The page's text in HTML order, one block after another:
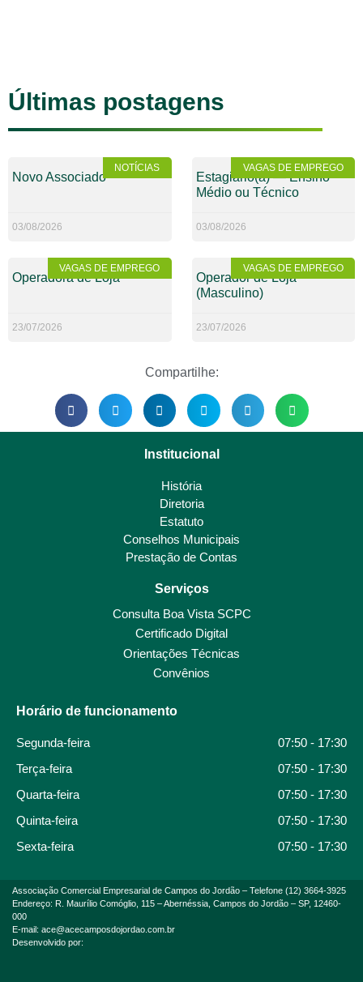
Últimas postagens
NOTÍCIAS
Novo Associado
03/08/2026
VAGAS DE EMPREGO
Estagiário(a) — Ensino
Médio ou Técnico
03/08/2026
VAGAS DE EMPREGO
Operadora de Loja
23/07/2026
VAGAS DE EMPREGO
Operador de Loja
(Masculino)
23/07/2026
Compartilhe:
Institucional
História
Diretoria
Estatuto
Conselhos Municipais
Prestação de Contas
Serviços
Consulta Boa Vista SCPC
Certificado Digital
Orientações Técnicas
Convênios
Horário de funcionamento
Segunda-feira
07:50 - 17:30
Terça-feira
07:50 - 17:30
Quarta-feira
07:50 - 17:30
Quinta-feira
07:50 - 17:30
Sexta-feira
07:50 - 17:30
Associação Comercial Empresarial de Campos do Jordão – Telefone (12) 3664-3925
Endereço: R. Maurílio Comóglio, 115 – Abernéssia, Campos do Jordão – SP, 12460-
000
E-mail: ace@acecamposdojordao.com.br
Desenvolvido por: